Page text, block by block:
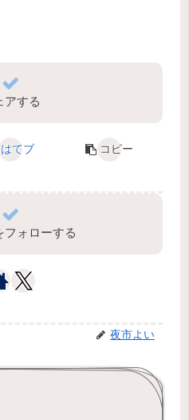
アする
はてブ コピー
フォローする
夜市よい